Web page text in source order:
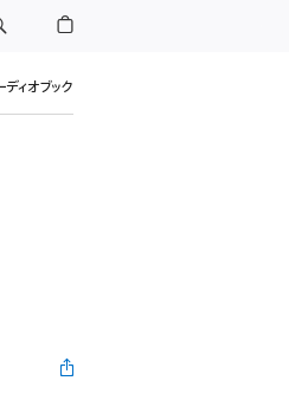
ディオブック